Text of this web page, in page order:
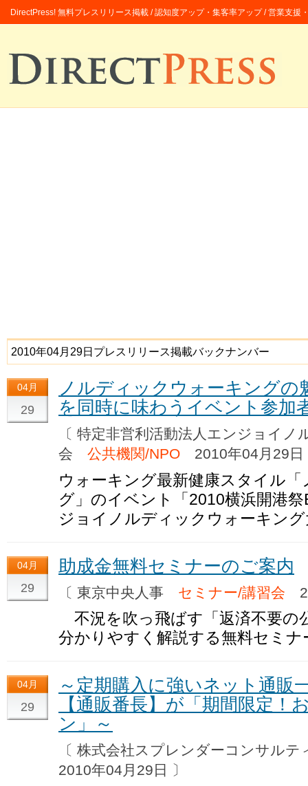
DirectPress! 無料プレスリリース掲載 / 認知度アップ・集客率アップ / 営業支援
2010年04月29日プレスリリース掲載バックナンバー
04月
29
ノルディックウォーキングの
を同時に味わうイベント参加
〔 特定非営利活動法人エンジョイ
会 公共機関/NPO 2010年04月29日
ウォーキング最新健康スタイル
グ」のイベント「2010横浜開港
ジョイノルディックウォーキン
04月
29
助成金無料セミナーのご案内
〔 東京中央人事 セミナー/講習会
不況を吹っ飛ばす「返済不要の
分かりやすく解説する無料セミナ
04月
29
～定期購入に強いネット通販
【通販番長】が「期間限定！
ン」～
〔 株式会社スプレンダーコンサル
2010年04月29日 〕